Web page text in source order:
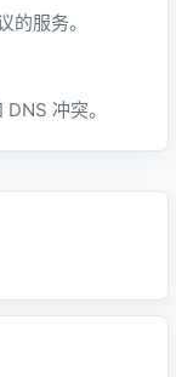
的服务。
冲突。